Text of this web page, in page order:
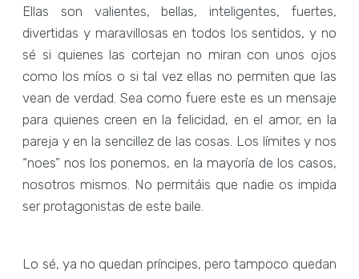
Ellas son valientes, bellas, inteligentes, fuertes,
divertidas y maravillosas en todos los sentidos, y no
sé si quienes las cortejan no miran con unos ojos
como los míos o si tal vez ellas no permiten que las
vean de verdad. Sea como fuere este es un mensaje
para quienes creen en la felicidad, en el amor, en la
pareja y en la sencillez de las cosas. Los límites y nos
“noes” nos los ponemos, en la mayoría de los casos,
nosotros mismos. No permitáis que nadie os impida
ser protagonistas de este baile.
Lo sé, ya no quedan príncipes, pero tampoco quedan